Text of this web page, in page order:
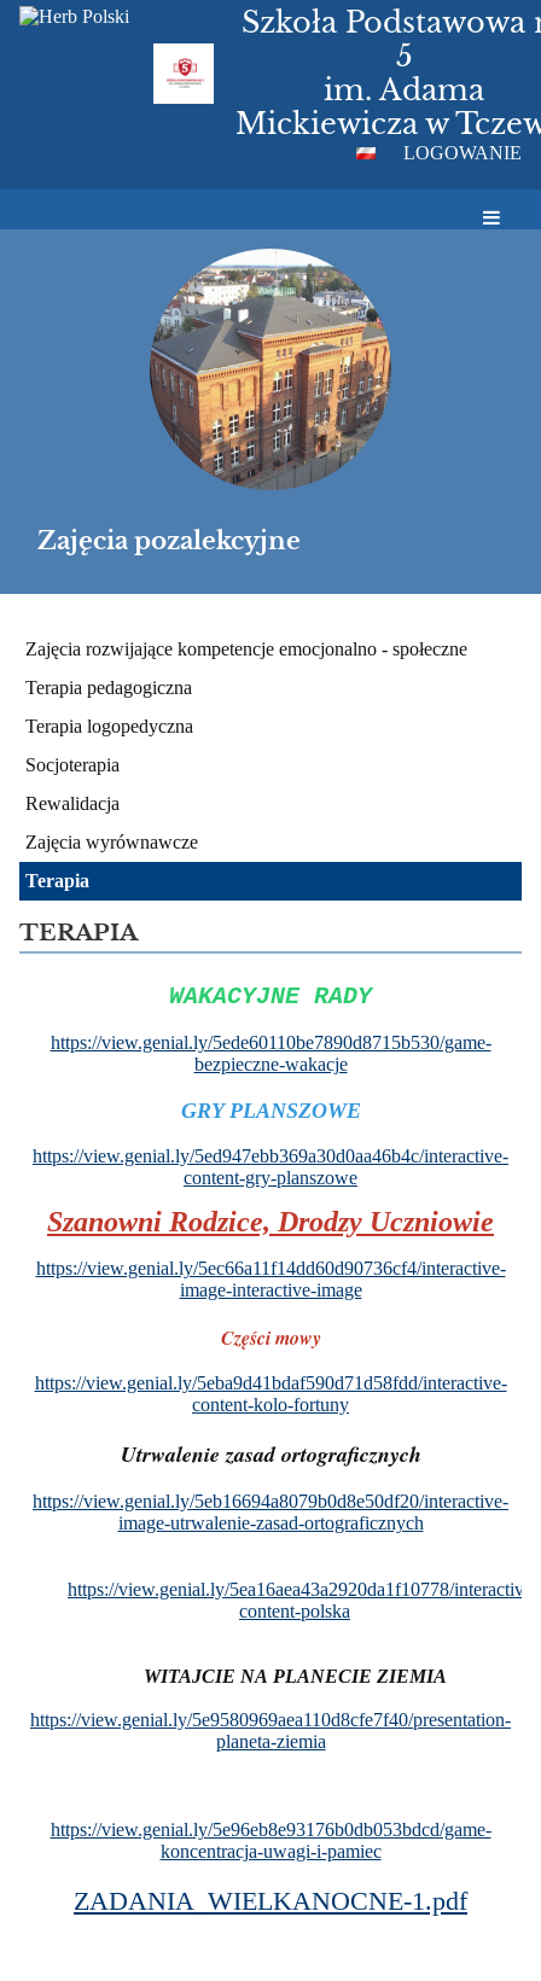
Szkoła Podstawowa
5
im. Adama
Mickiewicza w
LOGOWANIE
Zajęcia pozalekcyjne
Zajęcia
pozalekcyjne
Zajęcia rozwijające kompetencje emocjonalno - społeczne
Terapia pedagogiczna
Terapia logopedyczna
Socjoterapia
Rewalidacja
Zajęcia wyrównawcze
Terapia
TERAPIA
WAKACYJNE RADY
https://view.genial.ly/5ede60110be7890d8715b530/game-
bezpieczne-wakacje
GRY PLANSZOWE
https://view.genial.ly/5ed947ebb369a30d0aa46b4c/interactive-
content-gry-planszowe
Szanowni Rodzice, Drodzy Uczniowie
https://view.genial.ly/5ec66a11f14dd60d90736cf4/interactive-
image-interactive-image
Części mowy
https://view.genial.ly/5eba9d41bdaf590d71d58fdd/interactive-
content-kolo-fortuny
Utrwalenie zasad ortograficznych
https://view.genial.ly/5eb16694a8079b0d8e50df20/interactive-
image-utrwalenie-zasad-ortograficznych
https://view.genial.ly/5ea16aea43a2920da1f10778/interactive-
content-polska
WITAJCIE NA PLANECIE ZIEMIA
https://view.genial.ly/5e9580969aea110d8cfe7f40/presentation-
planeta-ziemia
https://view.genial.ly/5e96eb8e93176b0db053bdcd/game-
koncentracja-uwagi-i-pamiec
ZADANIA_WIELKANOCNE-1.pdf